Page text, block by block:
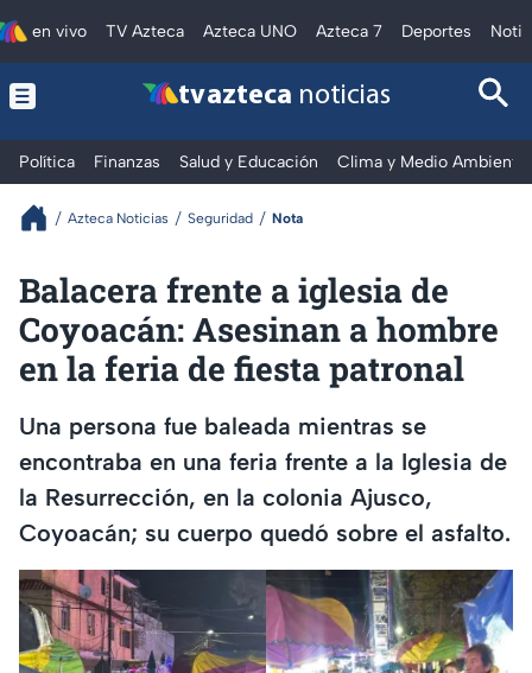
en vivo TV Azteca Azteca UNO Azteca 7 Deportes
tv azteca noticias
Política Finanzas Salud y Educación Clima y Medio Ambiente
Azteca Noticias Seguridad Nota
Balacera frente a iglesia de
Coyoacán: Asesinan a hombre
en la feria de fiesta patronal
Una persona fue baleada mientras se
encontraba en una feria frente a la Iglesia de
la Resurrección, en la colonia Ajusco,
Coyoacán; su cuerpo quedó sobre el asfalto.